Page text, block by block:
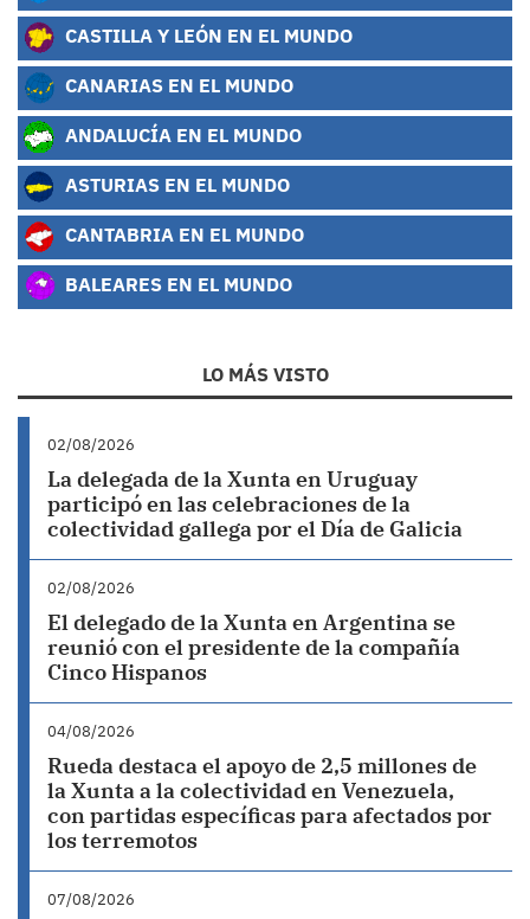
CASTILLA Y LEÓN EN EL MUNDO
CANARIAS EN EL MUNDO
ANDALUCÍA EN EL MUNDO
ASTURIAS EN EL MUNDO
CANTABRIA EN EL MUNDO
BALEARES EN EL MUNDO
LO MÁS VISTO
02/08/2026
La delegada de la Xunta en Uruguay
participó en las celebraciones de la
colectividad gallega por el Día de Galicia
02/08/2026
El delegado de la Xunta en Argentina se
reunió con el presidente de la compañía
Cinco Hispanos
04/08/2026
Rueda destaca el apoyo de 2,5 millones de
la Xunta a la colectividad en Venezuela,
con partidas específicas para afectados por
los terremotos
07/08/2026